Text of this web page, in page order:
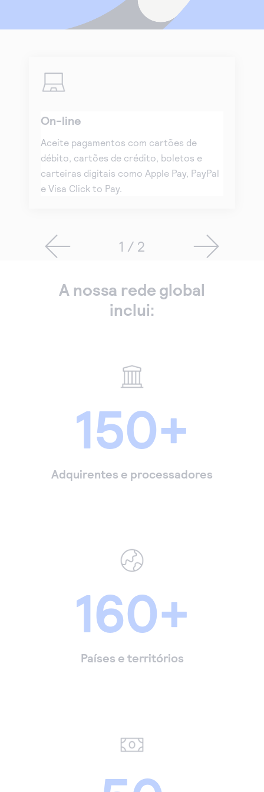
On-line
Aceite pagamentos com cartões de
débito, cartões de crédito, boletos e
carteiras digitais como Apple Pay, PayPal
e Visa Click to Pay.
1 / 2
A nossa rede global
inclui:
150+
Adquirentes e processadores
160+
Países e territórios